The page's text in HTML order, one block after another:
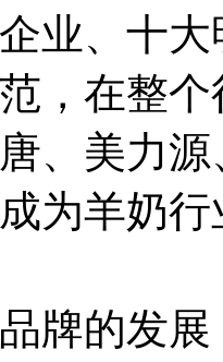
业、十
，在整
、美力
为羊奶
的发展